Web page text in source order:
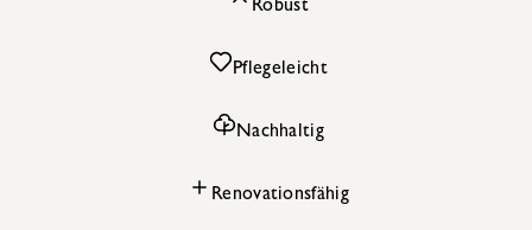
Robust
Pflegeleicht
Nachhaltig
Renovationsfähig